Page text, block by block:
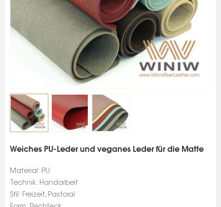
Weiches PU-Leder und veganes Leder für die Matte
Material: PU
Technik: Handarbeit
Stil: Freizeit, Pastoral